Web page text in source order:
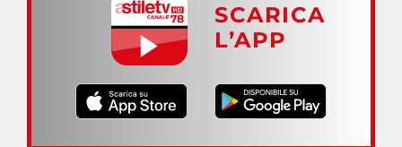
SCARICA
L’APP